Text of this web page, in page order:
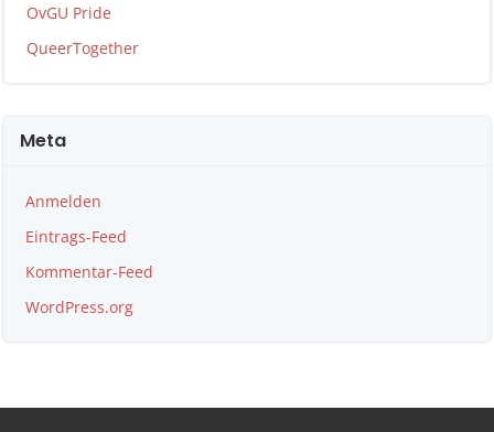
OvGU Pride
QueerTogether
Meta
Anmelden
Eintrags-Feed
Kommentar-Feed
WordPress.org